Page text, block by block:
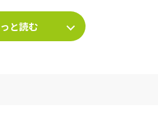
と読む